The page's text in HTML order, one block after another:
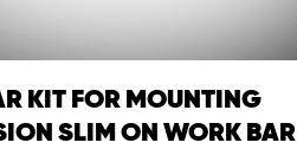
KIT FOR MOUNTING
SLIM ON WORK BAR